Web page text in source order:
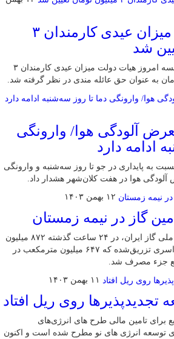
سخنگوی دولت: میزان عیدی کارمندان ۳
شد
سخنگوی دولت گفت: در جلسه امروز هیات دولت میزان عیدی کارمندان ۳
آلودگی هوا/ وارونگی
ادامه دارد
به پایداری در جو تا روز سه‌شنبه و وارونگی
آلودگی هوا در هفت کلان‌شهر هشدار داد.
۱۲ بهمن ۱۴۰۳
گاز در نیمه زمستان
به گفته مدیر عامل شرکت ملی گاز ایران، در ۲۴ ساعت گذشته ۸۷۲ میلیون
مترمکعب گاز به شبکه سراسری تزریق‌شده که ۶۴۷ میلیون مترمکعب در
جزء مصرف شد.
۱۱ بهمن ۱۴۰۳
تجدیدپذیرها روی ریل افتاد
برای تامین مالی طرح های انرژی‌های
توسعه انرژی های نو مطرح شده است و اکنون